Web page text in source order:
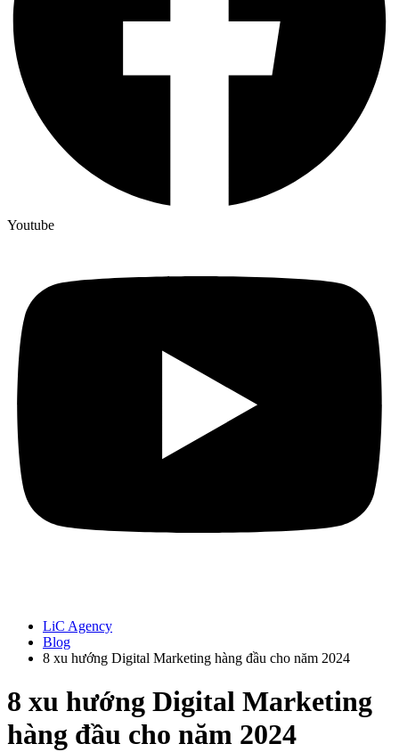
Youtube
LiC Agency
Blog
8 xu hướng Digital Marketing hàng đầu cho năm 2024
8 xu hướng Digital Marketing
hàng đầu cho năm 2024